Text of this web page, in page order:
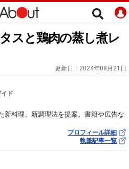
スと鶏肉の蒸し煮レ
更新日： 2024年08月21日
ド
新料理、新調理法を提案。書籍や広告な
プロフィール詳細
執筆記事一覧